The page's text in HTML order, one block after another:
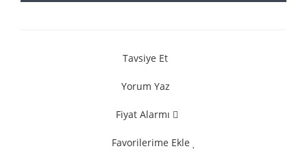
Tavsiye Et
Yorum Yaz
Fiyat Alarmı
Favorilerime Ekle